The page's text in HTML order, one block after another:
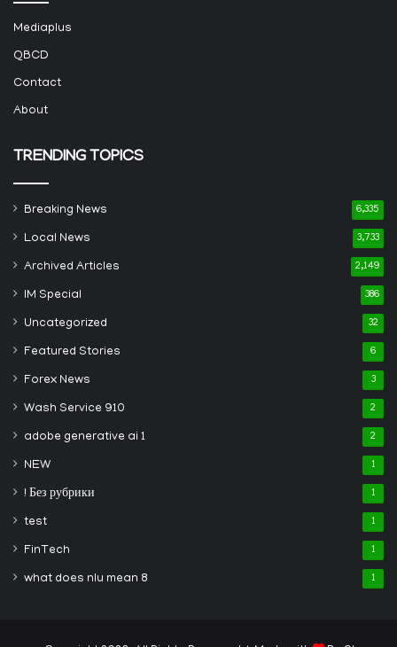
Mediaplus
QBCD
Contact
About
TRENDING TOPICS
Breaking News 6,335
Local News 3,733
Archived Articles 2,149
IM Special 386
Uncategorized 32
Featured Stories 6
Forex News 3
Wash Service 910 2
adobe generative ai 1 2
NEW 1
! Без рубрики 1
test 1
FinTech 1
what does nlu mean 8 1